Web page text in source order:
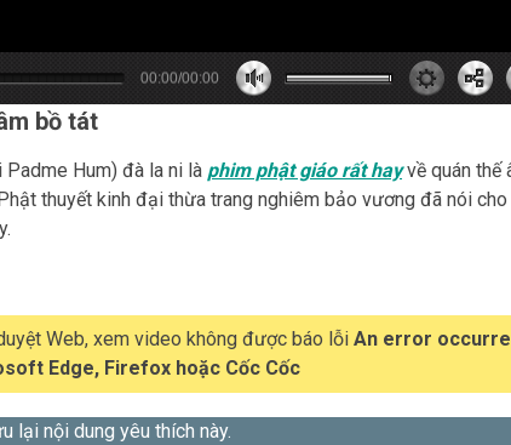
00:00/00:00
bồ tát
Padme Hum) đà la ni là phim phật giáo rất hayvề quán thế
thuyết kinh đại thừa trang nghiêm bảo vương đã nói cho
Web, xem video không được báo lỗi An error
Edge, Firefox hoặc Cốc Cốc
lại nội dung yêu thích này.